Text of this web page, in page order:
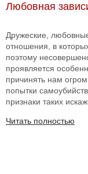
Любовная
Дружеские,
отношения, в
поэтому
проявляется
причинять нам
попытки
признаки таких
Читать полностью